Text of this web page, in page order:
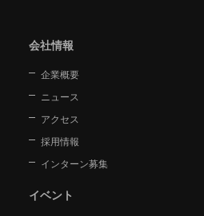
会社情報
企業概要
ニュース
アクセス
採用情報
インターン募集
イベント